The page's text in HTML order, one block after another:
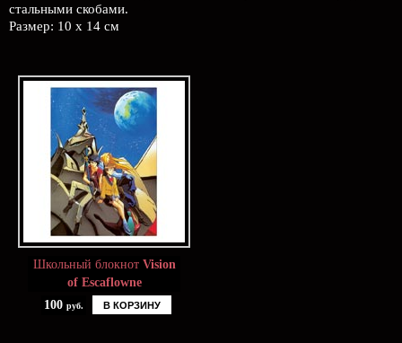
стальными скобами.
Размер: 10 x 14 см
Школьный блокнот Vision
of Escaflowne
100 руб. В КОРЗИНУ